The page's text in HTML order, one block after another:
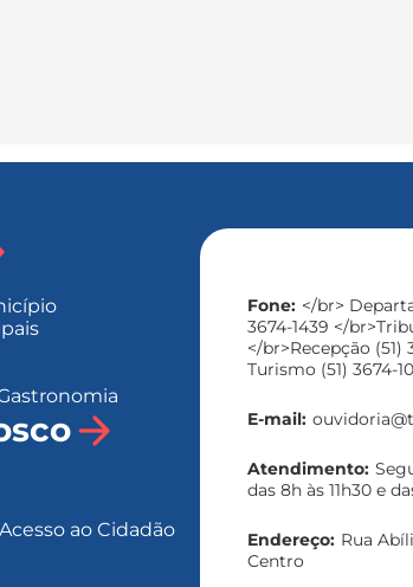
ao Cidadão
Fone: </br>
3674-1439 </
</br>Recepção (51)
Turismo (51) 3674-
E-mail:
Atendimento:
das 8h às 11h30 e
Endereço: Rua
Centro